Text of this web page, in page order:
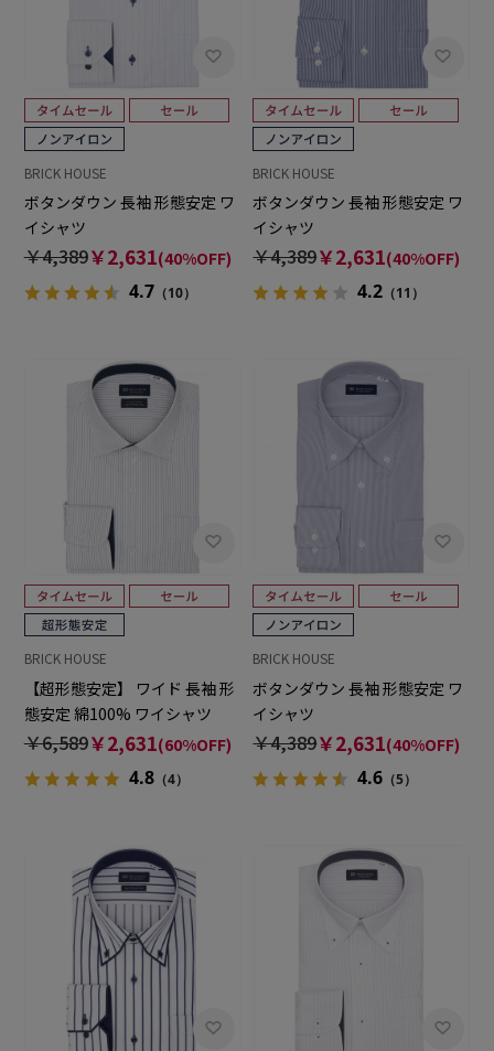
BRICK HOUSE
ボタンダウン 長袖 形態安定 ワ
イシャツ
￥4,389￥2,631(40%OFF)
4.7（10）
BRICK HOUSE
ボタンダウン 長袖 形態安定 ワ
イシャツ
￥4,389￥2,631(40%OFF)
4.2 （11）
BRICK HOUSE
【超形態安定】 ワイド 長袖 形
態安定 綿100% ワイシャツ
￥6,589￥2,631(60%OFF)
4.8（4）
BRICK HOUSE
ボタンダウン 長袖 形態安定 ワ
イシャツ
￥4,389￥2,631(40%OFF)
4.6 （5）